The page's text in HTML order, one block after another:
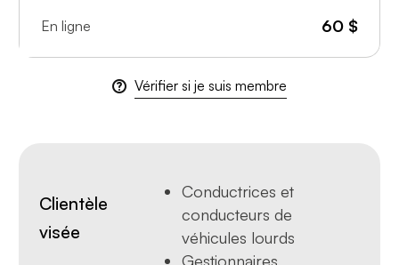
En ligne 60$
Vérifier si je suis membre
Clientèle
visée
Conductrices et
conducteurs de
véhicules lourds
Gestionnaires